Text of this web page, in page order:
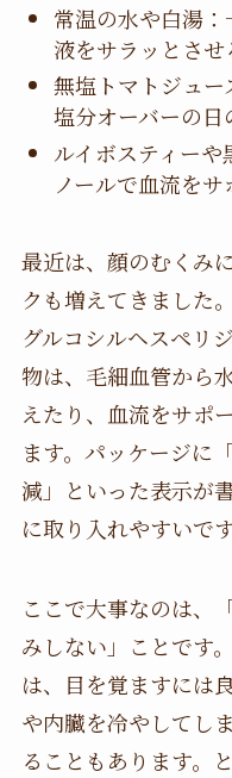
常温の水や白湯
液をサラッとさせ
無塩トマトジュー
塩分オーバーの日
ルイボスティーや
ノールで血流をサ
最近は、顔のむくみ
クも増えてきました
グルコシルヘスペリ
物は、毛細血管から
えたり、血流をサポ
ます。パッケージに
減」といった表示が
に取り入れやすいです
ここで大事なのは、
みしない」ことです
は、目を覚ますには
や内臓を冷やしてし
ることもあります。